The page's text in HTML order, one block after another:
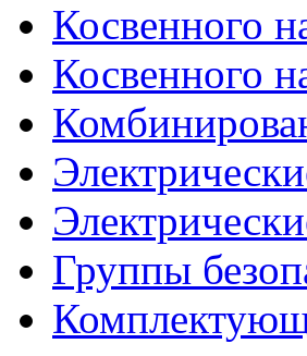
Косвенного
Косвенного
Группы